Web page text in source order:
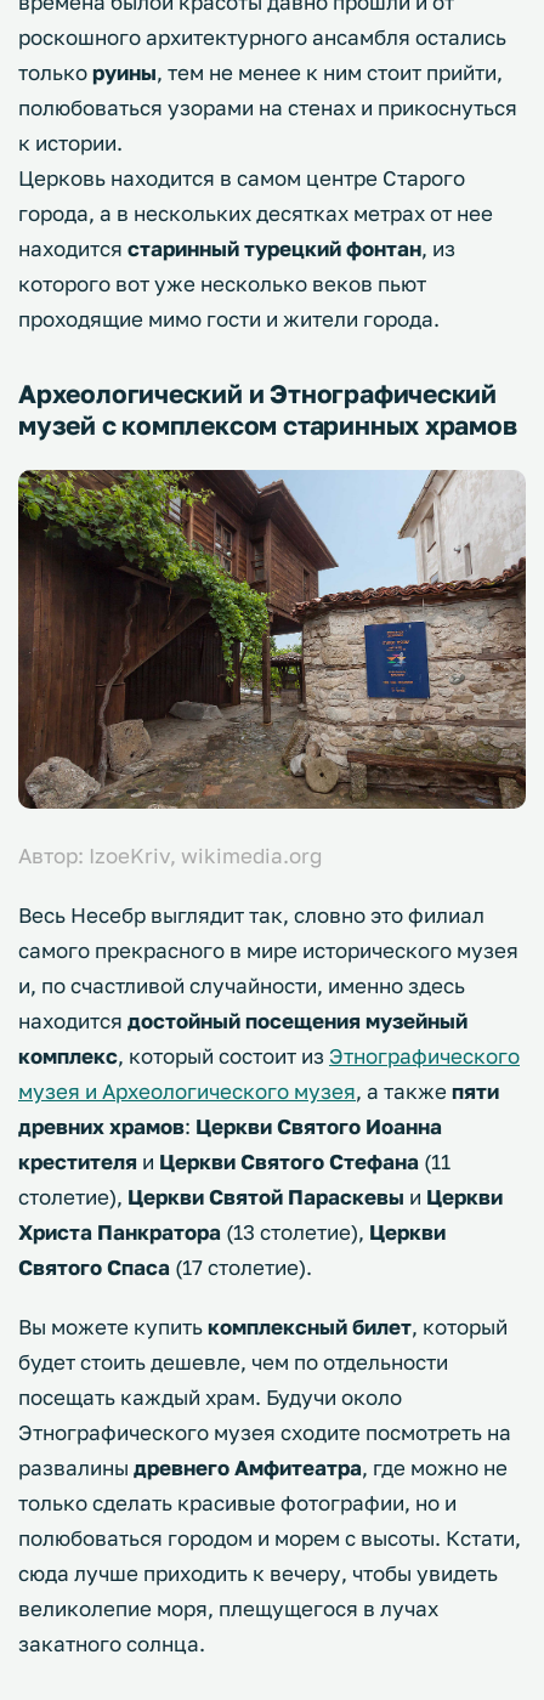
роскошного архитектурного ансамбля остались
толькоруины, тем не менее к ним стоит прийти,
полюбоваться узорами на стенах и прикоснуться
к истории.
Церковь находится в самом центре Старого
города, а в нескольких десятках метрах от нее
находится старинный турецкий фонтан, из
которого вот уже несколько веков пьют
проходящие мимо гости и жители города.
Археологический и Этнографический
музей с комплексом старинных храмов
Автор: IzoeKriv, wikimedia.org
Весь Несебр выглядит так, словно это филиал
самого прекрасного в мире исторического музея
и, по счастливой случайности, именно здесь
находится достойный посещения музейный
комплекс, который состоит из Этнографического
музея и Археологического музея, а также пяти
древних храмов: Церкви Святого Иоанна
крестителя и Церкви Святого Стефана (11
столетие), Церкви Святой Параскевы и Церкви
Христа Панкратора (13 столетие), Церкви
Святого Спаса (17 столетие).
Вы можете купитькомплексный билет, который
будет стоить дешевле, чем по отдельности
посещать каждый храм. Будучи около
Этнографического музея сходите посмотреть на
развалины древнего Амфитеатра, где можно не
только сделать красивые фотографии, но и
полюбоваться городом и морем с высоты. Кстати,
сюда лучше приходить к вечеру, чтобы увидеть
великолепие моря, плещущегося в лучах
закатного солнца.